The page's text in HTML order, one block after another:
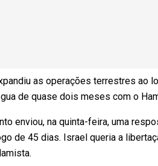
as operações terrestres ao
de quase dois meses com o
enviou, na quinta-feira, uma
de 45 dias. Israel queria a